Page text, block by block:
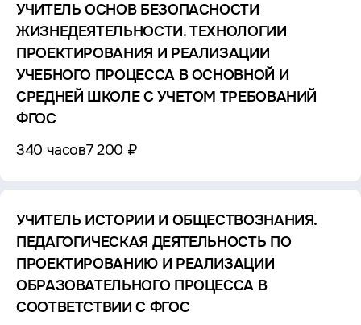
УЧИТЕЛЬ ОСНОВ БЕЗОПАСНОСТИ
ЖИЗНЕДЕЯТЕЛЬНОСТИ. ТЕХНОЛОГИИ
ПРОЕКТИРОВАНИЯ И РЕАЛИЗАЦИИ
УЧЕБНОГО ПРОЦЕССА В ОСНОВНОЙ И
СРЕДНЕЙ ШКОЛЕ С УЧЕТОМ ТРЕБОВАНИЙ
ФГОС
340 часов7 200 ₽
УЧИТЕЛЬ ИСТОРИИ И ОБЩЕСТВОЗНАНИЯ.
ПЕДАГОГИЧЕСКАЯ ДЕЯТЕЛЬНОСТЬ ПО
ПРОЕКТИРОВАНИЮ И РЕАЛИЗАЦИИ
ОБРАЗОВАТЕЛЬНОГО ПРОЦЕССА В
СООТВЕТСТВИИ С ФГОС